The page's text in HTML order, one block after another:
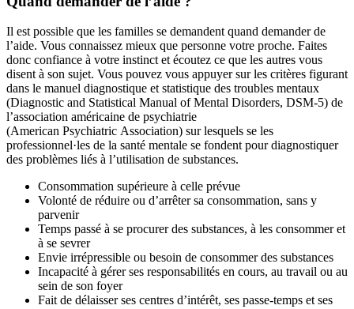
Il est possible que les familles se demandent quand demander de
l’aide. Vous connaissez mieux que personne votre proche. Faites
donc confiance à votre instinct et écoutez ce que les autres vous
disent à son sujet. Vous pouvez vous appuyer sur les critères figurant
dans le manuel diagnostique et statistique des troubles mentaux
(Diagnostic and Statistical Manual of Mental Disorders, DSM-5) de
l’association américaine de psychiatrie
(American Psychiatric Association) sur lesquels se les
professionnel·les de la santé mentale se fondent pour diagnostiquer
des problèmes liés à l’utilisation de substances.
Consommation supérieure à celle prévue
Volonté de réduire ou d’arrêter sa consommation, sans y
parvenir
Temps passé à se procurer des substances, à les consommer et
à se sevrer
Envie irrépressible ou besoin de consommer des substances
Incapacité à gérer ses responsabilités en cours, au travail ou au
sein de son foyer
Fait de délaisser ses centres d’intérêt, ses passe-temps et ses